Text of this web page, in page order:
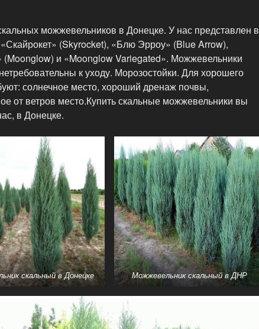
можжевельников в Донецке. У нас представлен в
(Skyrocket), «Блю Эрроу» (Blue Arrow),
(Moonglow) и «Moonglow Variegated». Можжевельники
к уходу. Морозостойки. Для хорошего
солнечное место, хороший дренаж почвы,
от ветров место.Купить скальные можжевельники вы
в Донецке.
скальный в Донецке Можжевельник скальныйв ДНР